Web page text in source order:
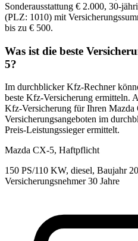
Sonderausstattung € 2.000, 30-
(PLZ: 1010) mit
bis zu € 500.
Was ist die beste
5?
Im durchblicker Kfz-Rechner
beste Kfz-Versicherung ermitteln.
Kfz-Versicherung für Ihren Mazda
Versicherungsangeboten im
Preis-Leistungssieger ermittelt.
Mazda CX-5, Haftpflicht
150 PS/110 KW, diesel, Baujahr
Versicherungsnehmer 30 Jahre